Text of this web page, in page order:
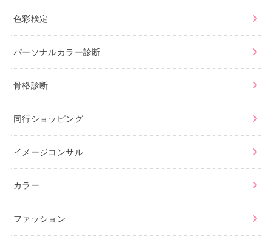
色彩検定
パーソナルカラー診断
骨格診断
同行ショッピング
イメージコンサル
カラー
ファッション